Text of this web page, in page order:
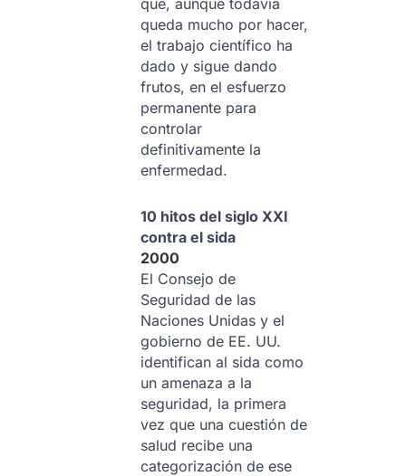
queda mucho por hacer,
el trabajo científico ha
dado y sigue dando
frutos, en el esfuerzo
permanente para
controlar
definitivamente la
enfermedad.
10 hitos del siglo XXI
contra el sida
2000
El Consejo de
Seguridad de las
Naciones Unidas y el
gobierno de EE. UU.
identifican al sida como
un amenaza a la
seguridad, la primera
vez que una cuestión de
salud recibe una
categorización de ese